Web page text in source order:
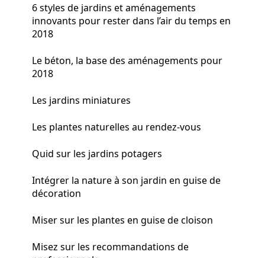
6 styles de jardins et aménagements
innovants pour rester dans l’air du temps en
2018
Le béton, la base des aménagements pour
2018
Les jardins miniatures
Les plantes naturelles au rendez-vous
Quid sur les jardins potagers
Intégrer la nature à son jardin en guise de
décoration
Miser sur les plantes en guise de cloison
Misez sur les recommandations de